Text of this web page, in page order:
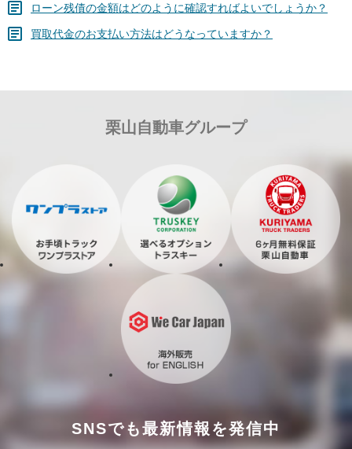
ローン残債の金額はどのように確認すればよいでしょうか？
買取代金のお支払い方法はどうなっていますか？
栗山自動車グループ
SNSでも最新情報を発信中